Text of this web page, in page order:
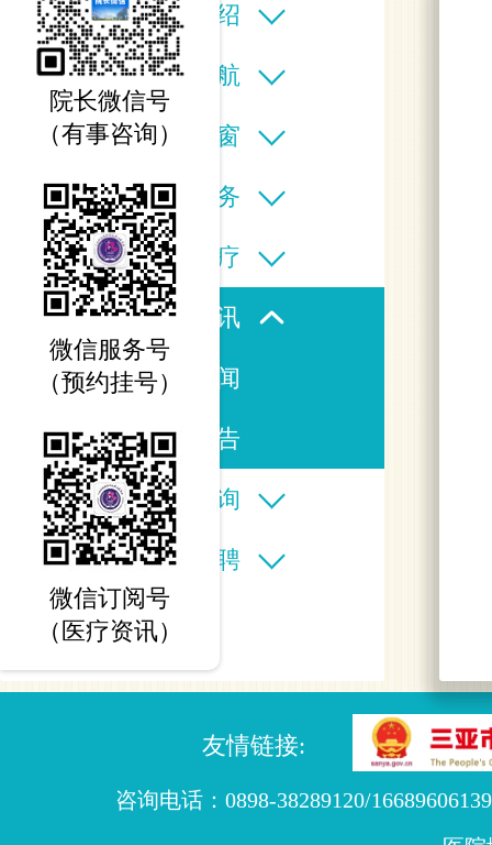
医院介绍
科室导航
专家之窗
医疗服务
特色诊疗
新闻资讯
医院新闻
信息公告
在线查询
人才招聘
友情链接:
咨询电话：0898-38289120/16689606139
院长微信号
（有事咨询）
微信服务号
（预约挂号）
微信订阅号
（医疗资讯）